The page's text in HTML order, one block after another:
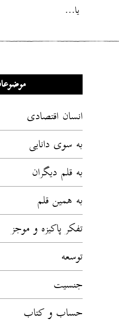
یا…
انسان اقتصادی
به سوی دانایی
به قلم دیگران
به همین قلم
تفکر پاکیزه و موجز
توسعه
جنسیت
حساب و کتاب